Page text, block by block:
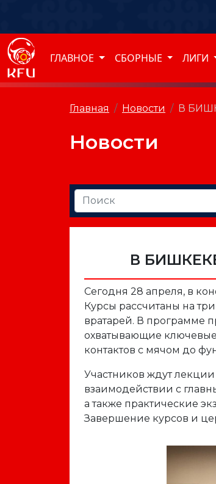
ГЛАВНОЕ СБОРНЫЕ ЛИГИ
Главная Новости В
Новости
В
Сегодня 28 апреля, в
Курсы рассчитаны на
вратарей. В программе
охватывающие ключевые
контактов с мячом до
Участников ждут
взаимодействии с
а также практические
Завершение курсов и